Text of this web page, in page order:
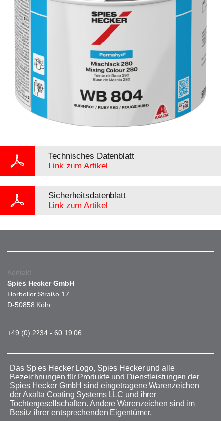
Technisches Datenblatt
Link zum Artikel
Sicherheitsdatenblatt
Link zum Artikel
Kontakt
Spies Hecker GmbH
Horbeller Straße 17
D-50858 Köln
+49 (0) 2234 - 60 19 06
Das Spies Hecker Logo, Spies Hecker und alle
Bezeichnungen für Produkte und Dienstleistungen der
Spies Hecker GmbH sind eingetragene Warenzeichen
der Axalta Coating Systems LLC und ihrer
Tochtergesellschaften. Andere Warenzeichen sind im
Besitz ihrer entsprechenden Eigentümer.